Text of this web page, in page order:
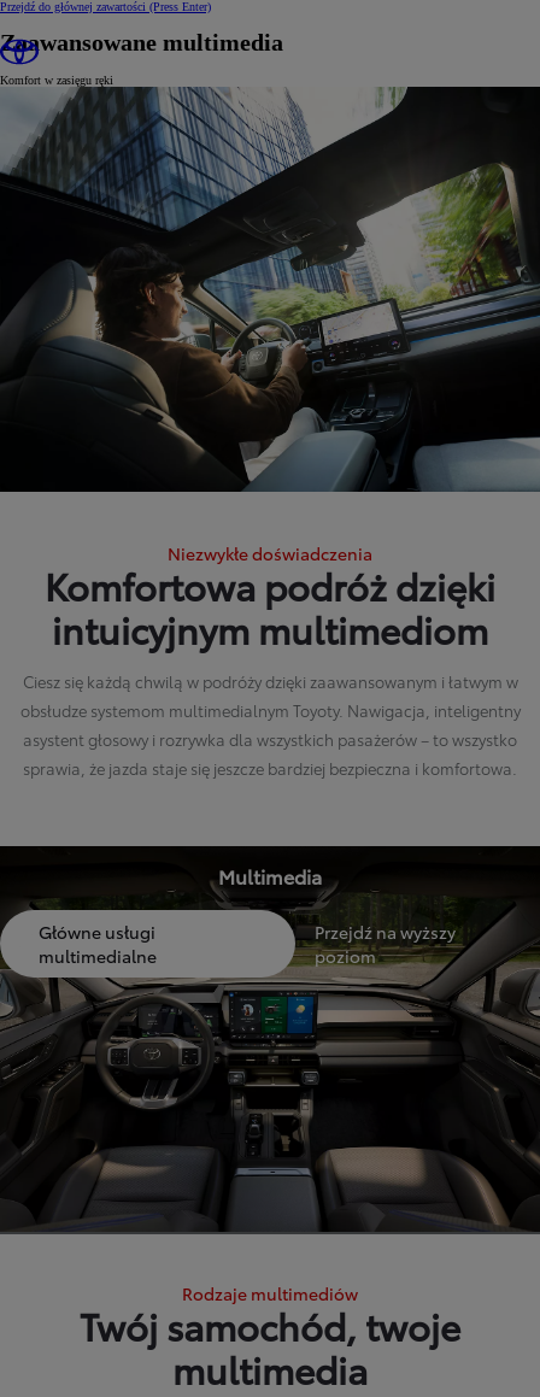
Przejdź do głównej zawartości (Press Enter)
Zaawansowane multimedia
Komfort w zasięgu ręki
Niezwykłe doświadczenia
Komfortowa podróż dzięki
intuicyjnym multimediom
Ciesz się każdą chwilą w podróży dzięki zaawansowanym i łatwym w
obsłudze systemom multimedialnym Toyoty. Nawigacja, inteligentny
asystent głosowy i rozrywka dla wszystkich pasażerów – to wszystko
sprawia, że jazda staje się jeszcze bardziej bezpieczna i komfortowa.
Multimedia
Główne usługi
multimedialne
Przejdź na wyższy
poziom
Rodzaje multimediów
Twój samochód, twoje
multimedia